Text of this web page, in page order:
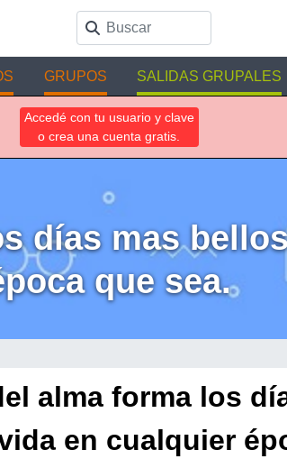
GRUPOS SALIDAS GRUPALES
Accedé con tu usuario y clave
o crea una cuenta gratis.
días mas
que sea.
alma forma los
en cualquier